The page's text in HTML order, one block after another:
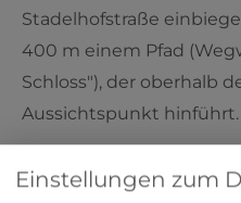
Stadelhofstraße
400 m einem Pfad
Schloss"), der oberhalb
Aussichtspunkt hinführt.
Einstellungen zum